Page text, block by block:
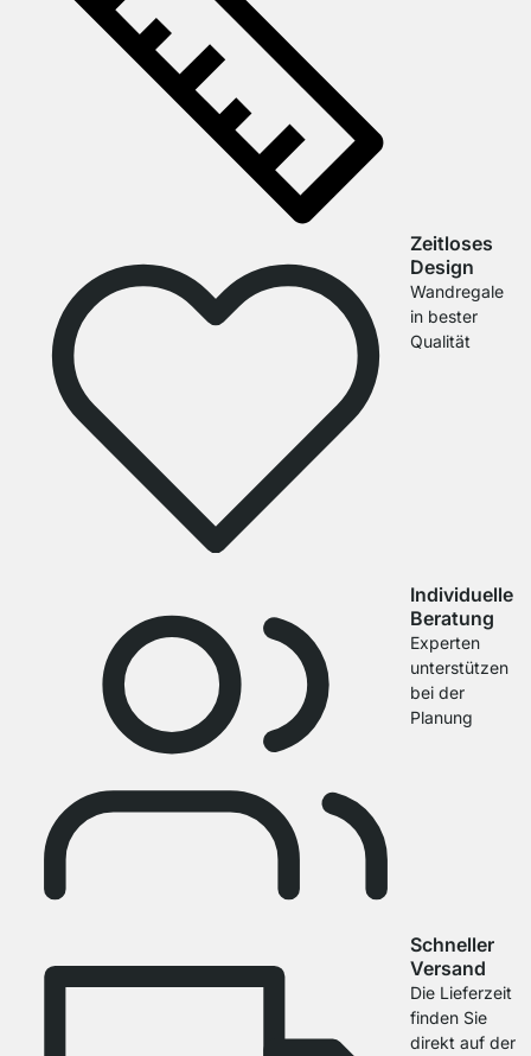
Zeitloses
Design
Wandregale
in bester
Qualität
Individuelle
Beratung
Experten
unterstützen
bei der
Planung
Schneller
Versand
Die Lieferzeit
finden Sie
direkt auf der